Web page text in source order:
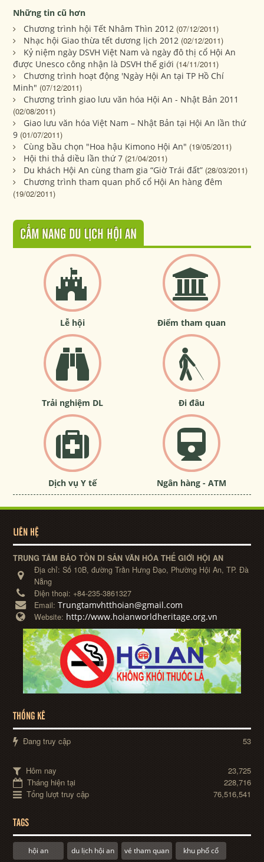
Những tin cũ hơn
Chương trình hội Tết Nhâm Thìn 2012 (07/12/2011)
Nhạc hội Giao thừa tết dương lịch 2012 (02/12/2011)
Kỷ niệm ngày DSVH Việt Nam và ngày đô thị cổ Hội An
được Unesco công nhận là DSVH thế giới (14/11/2011)
Chương trình hoạt động 'Ngày Hội An tại TP Hồ Chí
Minh" (07/12/2011)
Chương trình giao lưu văn hóa Hội An - Nhật Bản 2011
(02/08/2011)
Giao lưu văn hóa Việt Nam – Nhật Bản tại Hội An lần thứ
9 (01/07/2011)
Cùng bầu chọn "Hoa hậu Kimono Hội An" (19/05/2011)
Hội thi thả diều lần thứ 7 (21/04/2011)
Du khách Hội An cùng tham gia “Giờ Trái đất” (28/03/2011)
Chương trình tham quan phố cổ Hội An hàng đêm
(19/02/2011)
CẨM NANG DU LỊCH HỘI AN
Lễ hội Điểm tham quan
Trải nghiệm DL Đi đâu
Dịch vụ Y tế Ngân hàng - ATM
LIÊN HỆ
TRUNG TÂM BẢO TỒN DI SẢN VĂN HÓA THẾ GIỚI HỘI AN
Địa chỉ:Số 10B, đường Trần Hưng Đạo, Phường Hội An, TP. Đà
Nẵng
Điện thoại: +84-235-3861327
Email:Trungtamvhtthoian@gmail.com
Website: http://www.hoianworldheritage.org.vn
THỐNG KÊ
Đang truy cập 53
Hôm nay
23,725
Tháng hiện tại
228,716
Tổng lượt truy cập
76,516,541
TAGS
hội an du lịch hội an vé tham quan khu phố cổ